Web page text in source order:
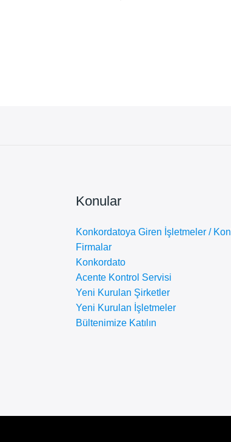
Konular
Konkordatoya Giren İşletmeler /
Firmalar
Konkordato
Acente Kontrol Servisi
Yeni Kurulan Şirketler
Yeni Kurulan İşletmeler
Bültenimize Katılın